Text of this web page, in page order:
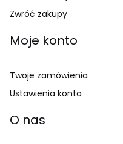
Zwróć zakupy
Moje konto
Twoje zamówienia
Ustawienia konta
O nas